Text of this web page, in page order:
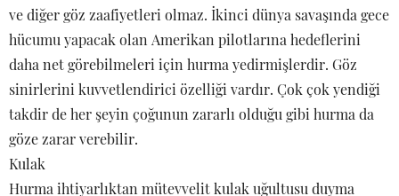
ve diğer göz zaafiyetleri olmaz. İkinci dünya savaşında gece
hücumu yapacak olan Amerikan pilotlarına hedeflerini
daha net görebilmeleri için hurma yedirmişlerdir. Göz
sinirlerini kuvvetlendirici özelliği vardır. Çok çok yendiği
takdir de her şeyin çoğunun zararlı olduğu gibi hurma da
göze zarar verebilir.
Kulak
Hurma ihtiyarlıktan mütevvelit kulak uğultusu duyma